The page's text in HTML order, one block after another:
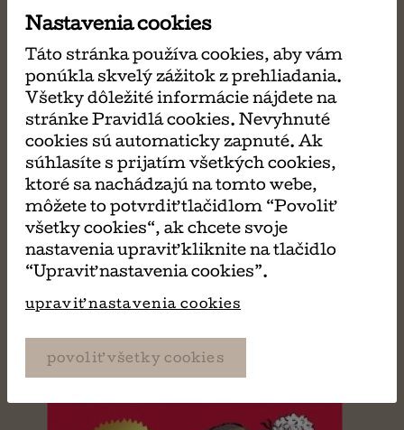
MÔŽE SA VÁM TIEŽ
PÁČIŤ
Tatko za mrežami
David Walliams
Nastavenia cookies
Táto stránka používa cookies, aby vám
ponúkla skvelý zážitok z prehliadania.
Všetky dôležité informácie nájdete na
stránke Pravidlá cookies. Nevyhnuté
cookies sú automaticky zapnuté. Ak
súhlasíte s prijatím všetkých cookies,
ktoré sa nachádzajú na tomto webe,
môžete to potvrdiť tlačidlom “Povoliť
všetky cookies“, ak chcete svoje
nastavenia upraviť kliknite na tlačidlo
“Upraviť nastavenia cookies”.
upraviť nastavenia cookies
povoliť všetky cookies